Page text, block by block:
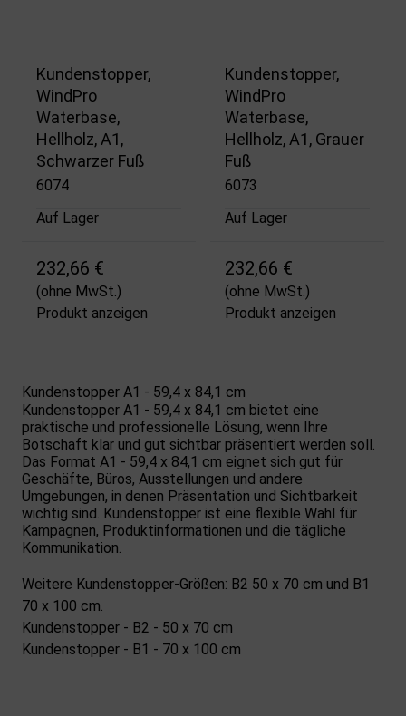
Kundenstopper,
WindPro
Waterbase,
Hellholz, A1,
Schwarzer Fuß
6074
Auf Lager
232,66 €
(ohne MwSt.)
Produkt anzeigen
Kundenstopper,
WindPro
Waterbase,
Hellholz, A1, Grauer
Fuß
6073
Auf Lager
232,66 €
(ohne MwSt.)
Produkt anzeigen
Kundenstopper A1 - 59,4 x 84,1 cm
Kundenstopper A1 - 59,4 x 84,1 cm bietet eine
praktische und professionelle Lösung, wenn Ihre
Botschaft klar und gut sichtbar präsentiert werden soll.
Das Format A1 - 59,4 x 84,1 cm eignet sich gut für
Geschäfte, Büros, Ausstellungen und andere
Umgebungen, in denen Präsentation und Sichtbarkeit
wichtig sind. Kundenstopper ist eine flexible Wahl für
Kampagnen, Produktinformationen und die tägliche
Kommunikation.
Weitere Kundenstopper-Größen: B2 50 x 70 cm und B1
70 x 100 cm.
Kundenstopper - B2 - 50 x 70 cm
Kundenstopper - B1 - 70 x 100 cm